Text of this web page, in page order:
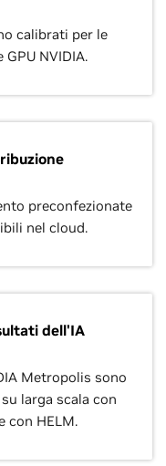
calibrati per le
NVIDIA.
preconfezionate
nel cloud.
dell'IA
Metropolis sono
larga scala con
con HELM.